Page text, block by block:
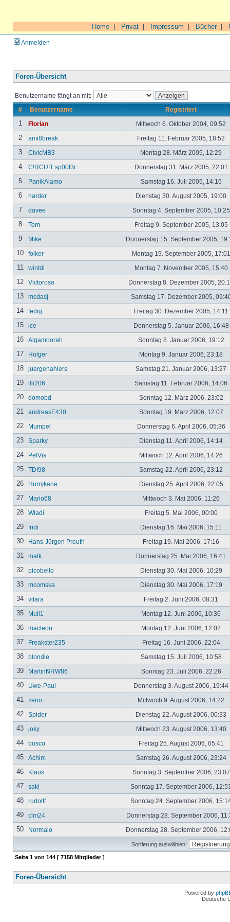
Home Privat Impressum Bücher|
Anmelden
Foren-Übersicht
Benutzername fängt an mit:
# Benutzername Registriert
1 Florian Mittwoch 6. Oktober 2004, 09:52
2 ami8break Freitag 11. Februar 2005, 18:52
3 CivicMB3 Montag 28. März 2005, 12:29
4 C!RCU!T sp00f3r Donnerstag 31. März 2005, 22:01
5 PanikAlamo Samstag 16. Juli 2005, 14:16
6 harder Dienstag 30. August 2005, 19:00
7 davee Sonntag 4. September 2005,
8 Tom Freitag 9. September 2005, 13:05
9 Mike Donnerstag 15. September 2005,
10 folker Montag 19. September 2005,
11 wintdi Montag 7. November 2005, 15:40
12 Victoroso Donnerstag 8. Dezember 2005,
13 mcdasj Samstag 17. Dezember 2005,
14 fedig Freitag 30. Dezember 2005, 14:11
15 ice Donnerstag 5. Januar 2006, 16:48
16 Algamoorah Sonntag 8. Januar 2006, 19:12
17 Holger Montag 9. Januar 2006, 23:18
18 juergenahlers Samstag 21. Januar 2006, 13:27
19 illi206 Samstag 11. Februar 2006, 14:06
20 domobd Sonntag 12. März 2006, 23:02
21 andreasE430 Sonntag 19. März 2006, 12:07
22 Mumpel Donnerstag 6. April 2006, 05:36
23 Sparky Dienstag 11. April 2006, 14:14
24 PelVis Mittwoch 12. April 2006, 14:26
25 TDI98 Samstag 22. April 2006, 23:12
26 Hurrykane Dienstag 25. April 2006, 22:05
27 Mario68 Mittwoch 3. Mai 2006, 11:26
28 Wladi Freitag 5. Mai 2006, 00:00
29 fridi Dienstag 16. Mai 2006, 15:11
30 Hans-Jürgen Preuth Freitag 19. Mai 2006, 17:16
31 matk Donnerstag 25. Mai 2006, 16:41
32 picobello Dienstag 30. Mai 2006, 10:29
33 mcomska Dienstag 30. Mai 2006, 17:19
34 vitara Freitag 2. Juni 2006, 08:31
35 Muli1 Montag 12. Juni 2006, 10:36
36 macleon Montag 12. Juni 2006, 12:02
37 Freakster235 Freitag 16. Juni 2006, 22:04
38 blondie Samstag 15. Juli 2006, 10:58
39 MartinNRW86 Sonntag 23. Juli 2006, 22:26
40 Uwe-Paul Donnerstag 3. August 2006, 19:44
41 zeno Mittwoch 9. August 2006, 14:22
42 Spider Dienstag 22. August 2006, 00:33
43 joky Mittwoch 23. August 2006, 13:40
44 bosco Freitag 25. August 2006, 05:41
45 Achim Samstag 26. August 2006, 23:24
46 Klaus Sonntag 3. September 2006,
47 saki Sonntag 17. September 2006,
48 rudolff Sonntag 24. September 2006,
49 clm24 Donnerstag 28. September 2006,
50 Normalo Donnerstag 28. September 2006,
Sortierung auswählen:
Seite 1 von 144 [ 7158 Mitglieder ]
Foren-Übersicht
Powered by
Deutsche